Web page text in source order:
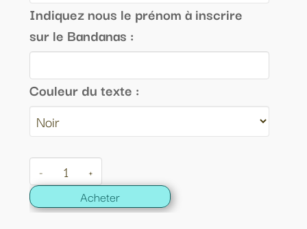
Indiquez nous le prénom à inscrire
sur le Bandanas :
Couleur du texte :
- +
Acheter